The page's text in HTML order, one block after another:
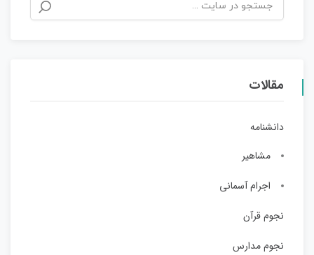
مقالات
دانشنامه
مشاهیر
اجرام آسمانی
نجوم قرآن
نجوم مدارس